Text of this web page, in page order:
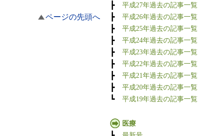
ページの先頭へ
┣ 平成27年過去の記事一覧
┣ 平成26年過去の記事一覧
┣ 平成25年過去の記事一覧
┣ 平成24年過去の記事一覧
┣ 平成23年過去の記事一覧
┣ 平成22年過去の記事一覧
┣ 平成21年過去の記事一覧
┣ 平成20年過去の記事一覧
┗ 平成19年過去の記事一覧
医療